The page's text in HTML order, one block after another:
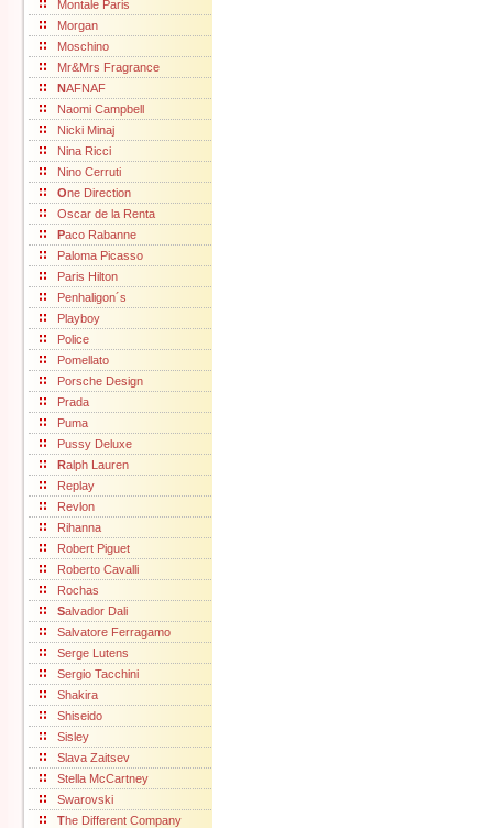
Montale Paris
Morgan
Moschino
Mr&Mrs Fragrance
NAFNAF
Naomi Campbell
Nicki Minaj
Nina Ricci
Nino Cerruti
One Direction
Oscar de la Renta
Paco Rabanne
Paloma Picasso
Paris Hilton
Penhaligon´s
Playboy
Police
Pomellato
Porsche Design
Prada
Puma
Pussy Deluxe
Ralph Lauren
Replay
Revlon
Rihanna
Robert Piguet
Roberto Cavalli
Rochas
Salvador Dali
Salvatore Ferragamo
Serge Lutens
Sergio Tacchini
Shakira
Shiseido
Sisley
Slava Zaitsev
Stella McCartney
Swarovski
The Different Company